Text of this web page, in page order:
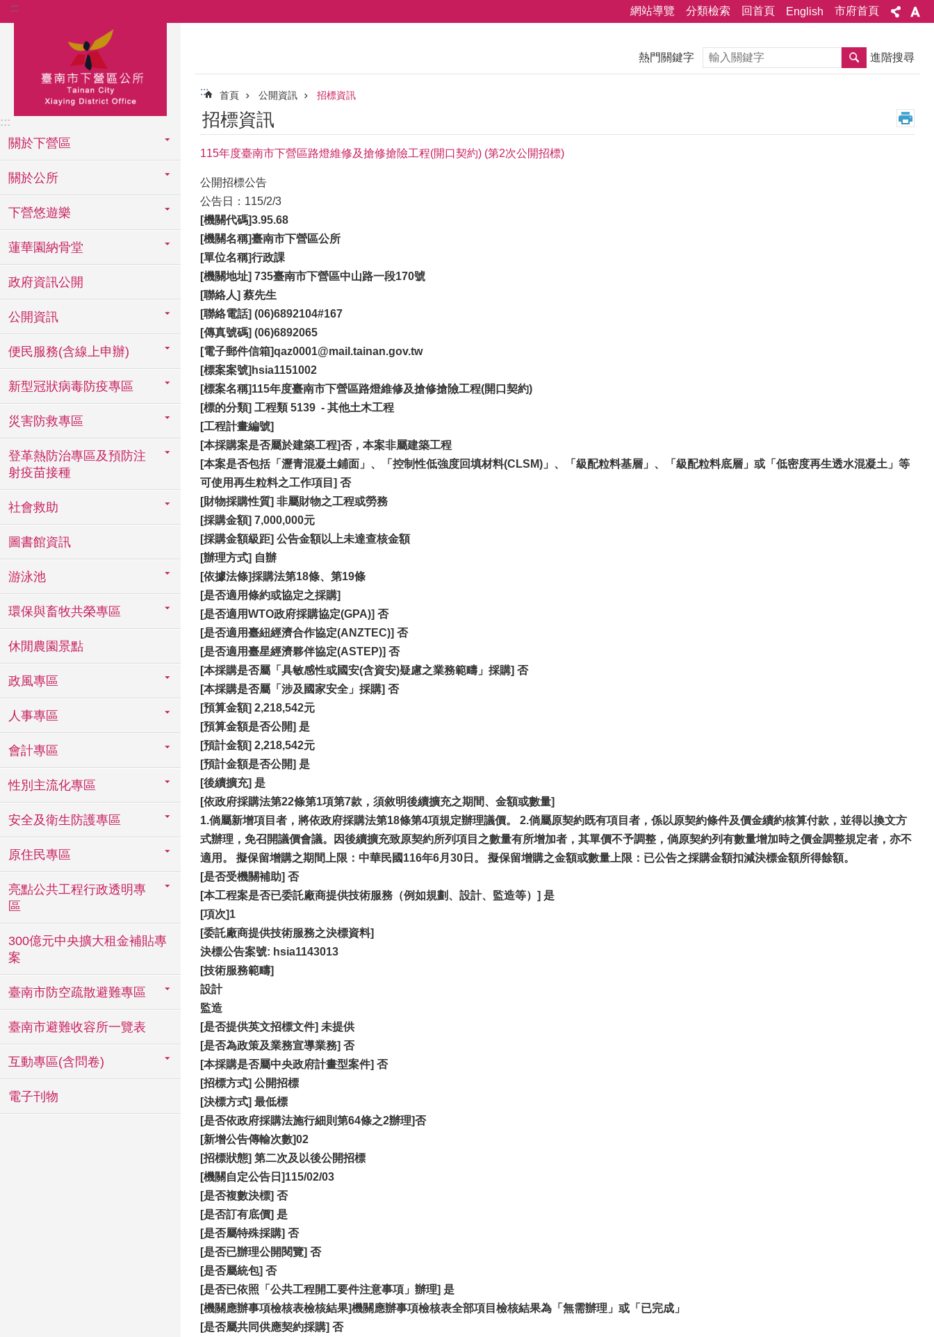
跳到主要內容區塊
::: 網站導覽 分類檢索 回首頁 English 市府首頁
:::
關於下營區
關於公所
下營悠遊樂
蓮華園納骨堂
政府資訊公開
公開資訊
便民服務(含線上申辦)
新型冠狀病毒防疫專區
災害防救專區
登革熱防治專區及預防注
射疫苗接種
社會救助
圖書館資訊
游泳池
環保與畜牧共榮專區
休閒農園景點
政風專區
人事專區
會計專區
性別主流化專區
安全及衛生防護專區
原住民專區
亮點公共工程行政透明專
區
300億元中央擴大租金補貼專
案
臺南市防空疏散避難專區
臺南市避難收容所一覽表
互動專區(含問卷)
電子刊物
熱門關鍵字 搜尋 進階搜尋
::: 首頁 公開資訊 招標資訊
招標資訊
115年度臺南市下營區路燈維修及搶修搶險工程(開口契約) (第2次公開招標)
公開招標公告
公告日：115/2/3
[機關代碼]3.95.68
[機關名稱]臺南市下營區公所
[單位名稱]行政課
[機關地址] 735臺南市下營區中山路一段170號
[聯絡人] 蔡先生
[聯絡電話] (06)6892104#167
[傳真號碼] (06)6892065
[電子郵件信箱]qaz0001@mail.tainan.gov.tw
[標案案號]hsia1151002
[標案名稱]115年度臺南市下營區路燈維修及搶修搶險工程(開口契約)
[標的分類] 工程類 5139 - 其他土木工程
[工程計畫編號]
[本採購案是否屬於建築工程]否，本案非屬建築工程
[本案是否包括「瀝青混凝土鋪面」、「控制性低強度回填材料(CLSM)」、「級配粒料基層」、「級配粒料底層」或「低密度再生透水混凝土」等
可使用再生粒料之工作項目] 否
[財物採購性質] 非屬財物之工程或勞務
[採購金額] 7,000,000元
[採購金額級距] 公告金額以上未達查核金額
[辦理方式] 自辦
[依據法條]採購法第18條、第19條
[是否適用條約或協定之採購]
[是否適用WTO政府採購協定(GPA)] 否
[是否適用臺紐經濟合作協定(ANZTEC)] 否
[是否適用臺星經濟夥伴協定(ASTEP)] 否
[本採購是否屬「具敏感性或國安(含資安)疑慮之業務範疇」採購] 否
[本採購是否屬「涉及國家安全」採購] 否
[預算金額] 2,218,542元
[預算金額是否公開] 是
[預計金額] 2,218,542元
[預計金額是否公開] 是
[後續擴充] 是
[依政府採購法第22條第1項第7款，須敘明後續擴充之期間、金額或數量]
1.倘屬新增項目者，將依政府採購法第18條第4項規定辦理議價。 2.倘屬原契約既有項目者，係以原契約條件及價金續約核算付款，並得以換文方
式辦理，免召開議價會議。因後續擴充致原契約所列項目之數量有所增加者，其單價不予調整，倘原契約列有數量增加時之價金調整規定者，亦不
適用。 擬保留增購之期間上限：中華民國116年6月30日。 擬保留增購之金額或數量上限：已公告之採購金額扣減決標金額所得餘額。
[是否受機關補助] 否
[本工程案是否已委託廠商提供技術服務（例如規劃、設計、監造等）] 是
[項次]1
[委託廠商提供技術服務之決標資料]
決標公告案號: hsia1143013
[技術服務範疇]
設計
監造
[是否提供英文招標文件] 未提供
[是否為政策及業務宣導業務] 否
[本採購是否屬中央政府計畫型案件] 否
[招標方式] 公開招標
[決標方式] 最低標
[是否依政府採購法施行細則第64條之2辦理]否
[新增公告傳輸次數]02
[招標狀態] 第二次及以後公開招標
[機關自定公告日]115/02/03
[是否複數決標] 否
[是否訂有底價] 是
[是否屬特殊採購] 否
[是否已辦理公開閱覽] 否
[是否屬統包] 否
[是否已依照「公共工程開工要件注意事項」辦理] 是
[機關應辦事項檢核表檢核結果]機關應辦事項檢核表全部項目檢核結果為「無需辦理」或「已完成」
[是否屬共同供應契約採購] 否